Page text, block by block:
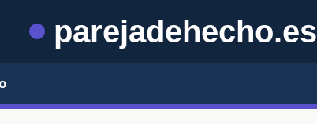
parejadehecho.es